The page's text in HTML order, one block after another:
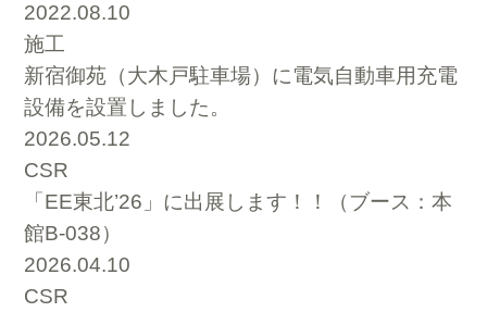
2022.08.10
施工
新宿御苑（大木戸駐車場）に電気自動車用充電
設備を設置しました。
2026.05.12
CSR
「EE東北’26」に出展します！！（ブース：本
館B-038）
2026.04.10
CSR